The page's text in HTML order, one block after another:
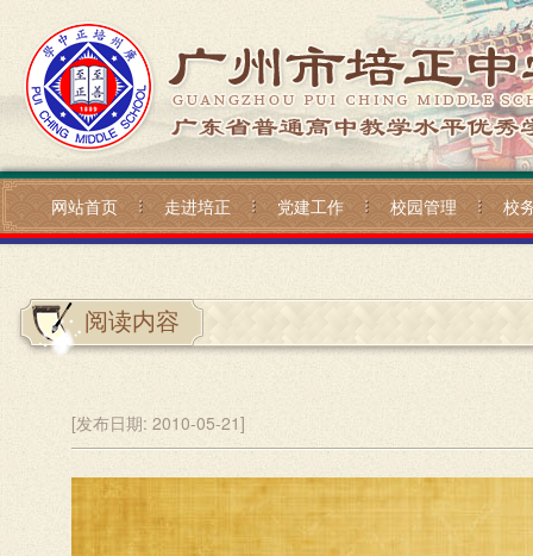
网站首页 走进培正 党建工作 校园管理 校
阅读内容
[发布日期: 2010-05-21]